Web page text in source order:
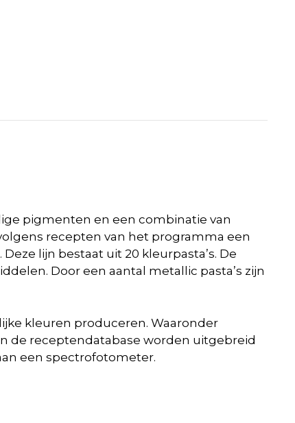
pigmenten en een combinatie van
recepten van het programma een
lijn bestaat uit 20 kleurpasta’s. De
Door een aantal metallic pasta’s zijn
kleuren produceren. Waaronder
de receptendatabase worden uitgebreid
een spectrofotometer.